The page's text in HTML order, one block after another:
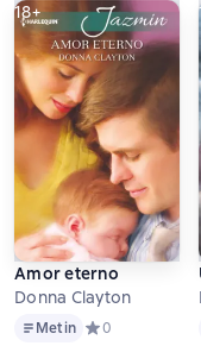
18+
Amor eterno
Donna Clayton
MetinMetin Средний
0